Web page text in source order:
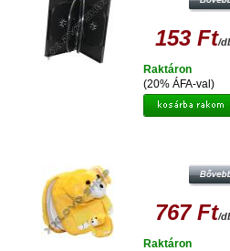
153 Ft/
(20% ÁFA-val)
Raktáron
767 Ft/
Raktáron